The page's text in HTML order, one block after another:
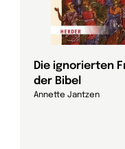
Die ignorierten
der Bibel
Annette Jantzen